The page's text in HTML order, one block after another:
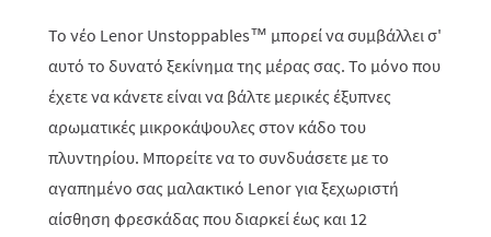
Το νέο Lenor Unstoppables™ μπορεί να συμβάλλει σ'
αυτό το δυνατό ξεκίνημα της μέρας σας. Το μόνο που
έχετε να κάνετε είναι να βάλτε μερικές έξυπνες
αρωματικές μικροκάψουλες στον κάδο του
πλυντηρίου. Μπορείτε να το συνδυάσετε με το
αγαπημένο σας μαλακτικό Lenor για ξεχωριστή
αίσθηση φρεσκάδας που διαρκεί έως και 12